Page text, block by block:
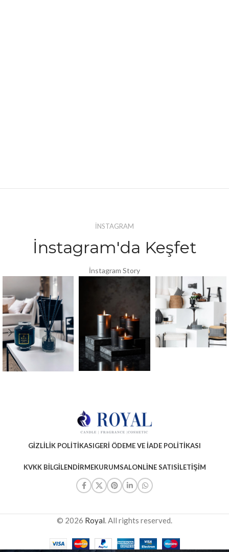
İNSTAGRAM
İnstagram'da Keşfet
İnstagram Story
GIZLILIK POLITIKASIGERI ÖDEME VE İADE POLITIKASI
KVKK BILGILENDIRMEKURUMSALONLINE SATISİLETIŞIM
© 2026 Royal. All rights reserved.